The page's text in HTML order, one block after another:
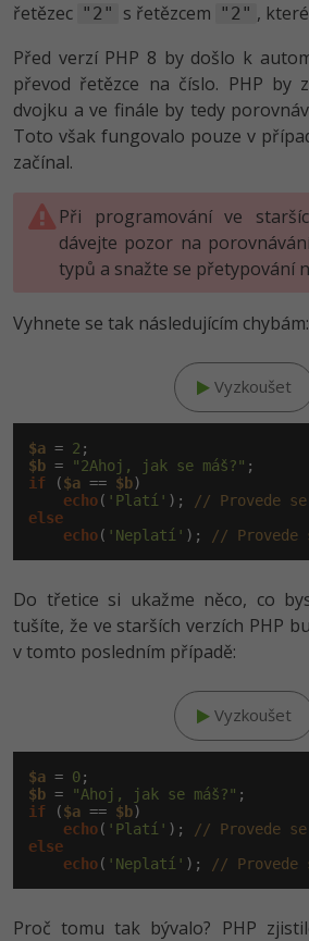
řetězec "2" s řetězcem "2" ,
Před verzí PHP 8 by došlo k
převod řetězce na číslo. PHP by
dvojku a ve finále by tedy
Toto však fungovalo pouze v
začínal.
Při programování ve
dávejte pozor na
typů a snažte se přetypování
Vyhnete se tak následujícím chybám:
Vyzkoušet
$a = 2
$b = "2Ahoj, jak se máš?"
if ($a == $b)
echo( 'Platí' );
// Provede
else
echo( 'Neplatí' ); // Provede
Do třetice si ukažme něco, co
tušíte, že ve starších verzích PHP
v tomto posledním případě:
Vyzkoušet
$a = 0
$b = "Ahoj, jak se máš?"
if ($a == $b)
echo( 'Platí' );
// Provede
else
echo( 'Neplatí' ); // Provede
Proč tomu tak bývalo? PHP